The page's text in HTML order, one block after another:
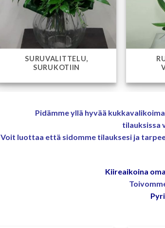
HÄÄKUKAT
Pidämme yllä hyvää
tilauksissa
Voit luottaa että sidomme tilauksesi ja
Kiireaikoina